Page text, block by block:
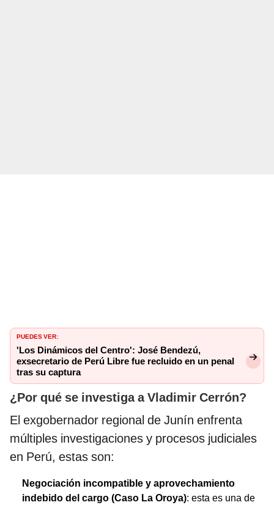
PUEDES VER:
'Los Dinámicos del Centro': José Bendezú,
exsecretario de Perú Libre fue recluido en un penal
tras su captura
¿Por qué se investiga a Vladimir Cerrón?
El exgobernador regional de Junín enfrenta
múltiples investigaciones y procesos judiciales
en Perú, estas son:
Negociación incompatible y aprovechamiento
indebido del cargo (Caso La Oroya): esta es una de